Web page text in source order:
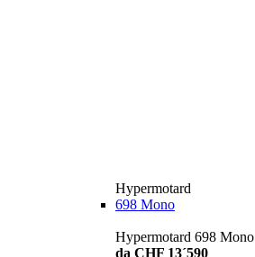
Hypermotard
698 Mono
Hypermotard 698 Mono
da CHF 13´590